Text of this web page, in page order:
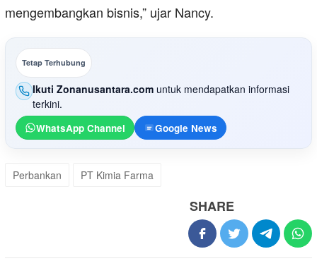
mengembangkan bisnis,” ujar Nancy.
Tetap Terhubung
Ikuti Zonanusantara.com untuk mendapatkan informasi
terkini.
WhatsApp Channel Google News
Perbankan PT Kimia Farma
SHARE